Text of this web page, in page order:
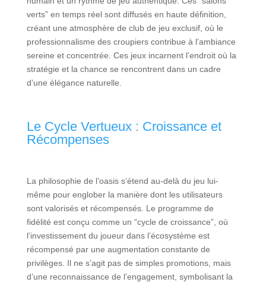
verts” en temps réel sont diffusés en haute définition,
créant une atmosphère de club de jeu exclusif, où le
professionnalisme des croupiers contribue à l’ambiance
sereine et concentrée. Ces jeux incarnent l’endroit où la
stratégie et la chance se rencontrent dans un cadre
d’une élégance naturelle.
Le Cycle Vertueux : Croissance et
Récompenses
La philosophie de l’oasis s’étend au-delà du jeu lui-
même pour englober la manière dont les utilisateurs
sont valorisés et récompensés. Le programme de
fidélité est conçu comme un “cycle de croissance”, où
l’investissement du joueur dans l’écosystème est
récompensé par une augmentation constante de
privilèges. Il ne s’agit pas de simples promotions, mais
d’une reconnaissance de l’engagement, symbolisant la